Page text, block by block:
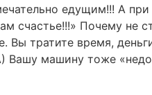
едущим!!! А
счастье!!!» Почему
тратите время,
Вашу машину тоже